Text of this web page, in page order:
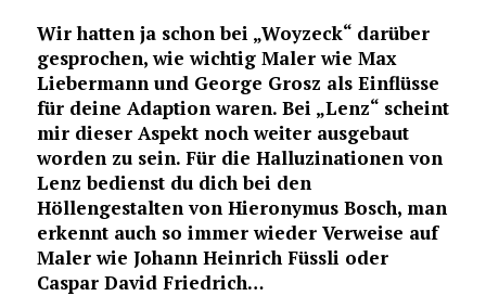
Wir hatten ja schon bei „Woyzeck“ darüber
gesprochen, wie wichtig Maler wie Max
Liebermann und George Grosz als Einflüsse
für deine Adaption waren. Bei „Lenz“ scheint
mir dieser Aspekt noch weiter ausgebaut
worden zu sein. Für die Halluzinationen von
Lenz bedienst du dich bei den
Höllengestalten von Hieronymus Bosch, man
erkennt auch so immer wieder Verweise auf
Maler wie Johann Heinrich Füssli oder
Caspar David Friedrich…